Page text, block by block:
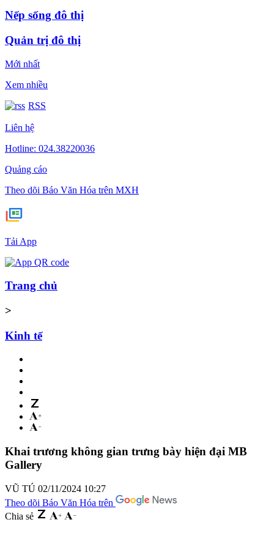
Nếp sống đô thị
Quản trị đô thị
Mới nhất
Xem nhiều
RSS
Liên hệ
Hotline: 024.38220036
Quảng cáo
Theo dõi Báo Văn Hóa trên MXH
Tải App
Trang chủ
>
Kinh tế
Khai trương không gian trưng bày hiện đại MB
Gallery
VŨ TÚ 02/11/2024 10:27
Theo dõi Báo Văn Hóa trên
Chia sẻ